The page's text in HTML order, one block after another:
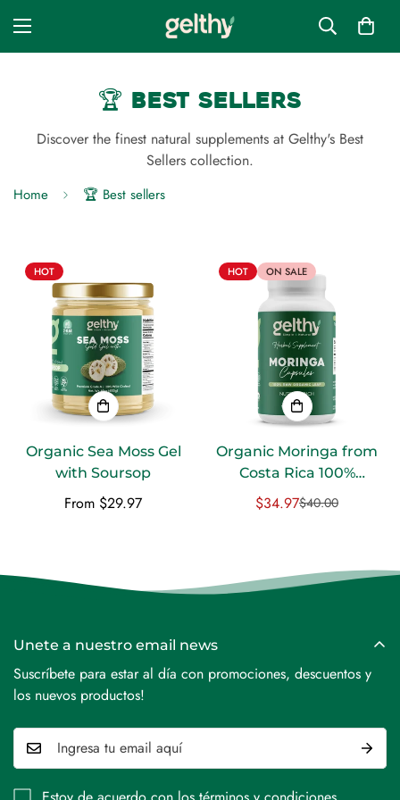
🏆 Best Sellers
Discover the finest natural supplements at Gelthy's Best
Sellers collection.
Home 🏆 Best sellers
HOT
Organic Sea Moss Gel
with Soursop
Regular
From $29.97
HOT ON SALE
Organic Moringa from
Costa Rica 100%
Moringa leaves without
fillers or branches
Sale
$34.97Regular
$40.00
Unete a nuestro email news
Suscríbete para estar al día con promociones, descuentos y
los nuevos productos!
Confirm your age
Are you 18 years old or older?